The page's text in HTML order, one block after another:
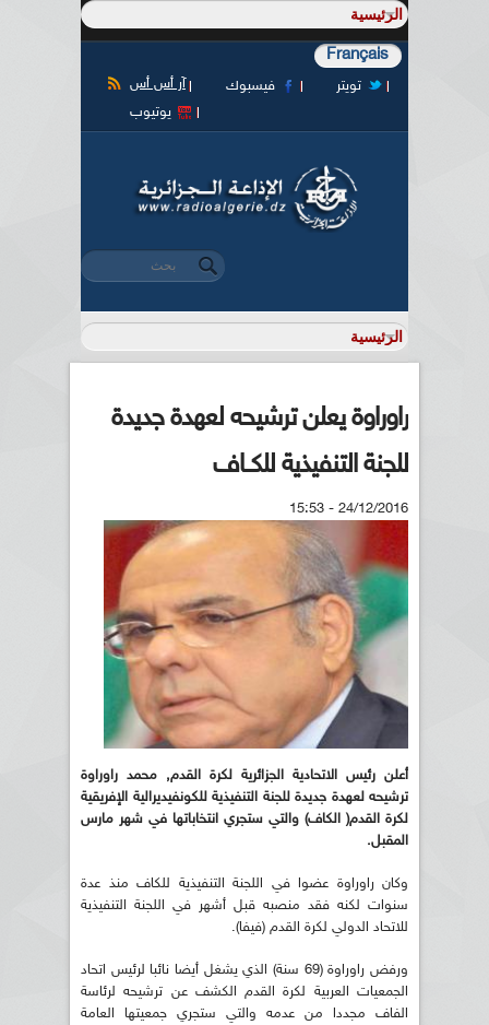
Français
آر أس أس فيسبوك
تويتر
يوتيوب
استمارة البحث
‏بحث ‏
راوراوة يعلن ترشيحه لعهدة جديدة
للجنة التنفيذية للكــاف
24/12/2016 - 15:53
أعلن رئيس الاتحادية الجزائرية لكرة القدم, محمد راوراوة
ترشيحه لعهدة جديدة للجنة التنفيذية للكونفيديرالية الإفريقية
لكرة القدم( الكاف) والتي ستجري انتخاباتها في شهر مارس
المقبل.
وكان راوراوة عضوا في اللجنة التنفيذية للكاف منذ عدة
سنوات لكنه فقد منصبه قبل أشهر في اللجنة التنفيذية
للاتحاد الدولي لكرة القدم (فيفا).
ورفض راوراوة (69 سنة) الذي يشغل أيضا نائبا لرئيس اتحاد
الجمعيات العربية لكرة القدم الكشف عن ترشيحه لرئاسة
الفاف مجددا من عدمه والتي ستجري جمعيتها العامة